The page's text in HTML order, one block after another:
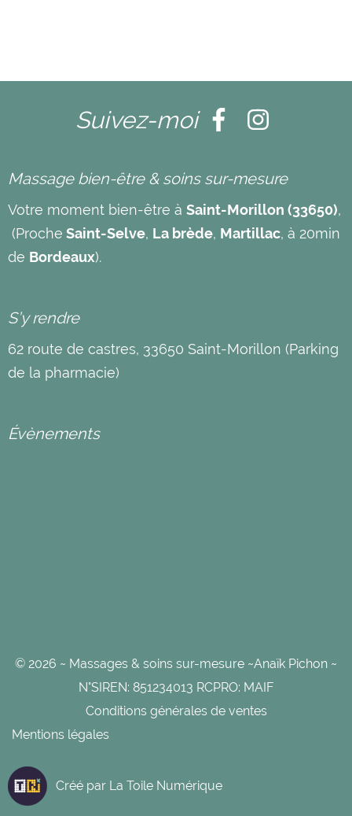
Suivez-moi
Massage bien-être & soins sur-mesure
Votre moment bien-être à Saint-Morillon (33650),
(Proche Saint-Selve, La brède, Martillac, à 20min
de Bordeaux).
S’y rendre
62 route de castres, 33650 Saint-Morillon (Parking
de la pharmacie)
Évènements
© 2026 ~ Massages & soins sur-mesure ~Anaïk Pichon ~
N°SIREN: 851234013 RCPRO: MAIF
Conditions générales de ventes
Mentions légales
Créé par La Toile Numérique